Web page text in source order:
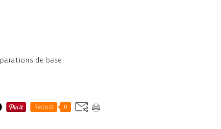
de base
Repost 0